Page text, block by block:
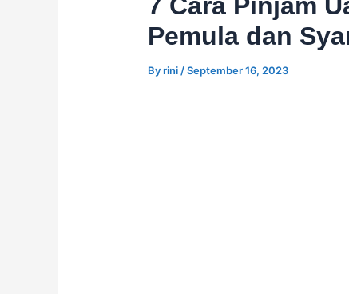
Pemula dan
Byrini /September 16, 2023